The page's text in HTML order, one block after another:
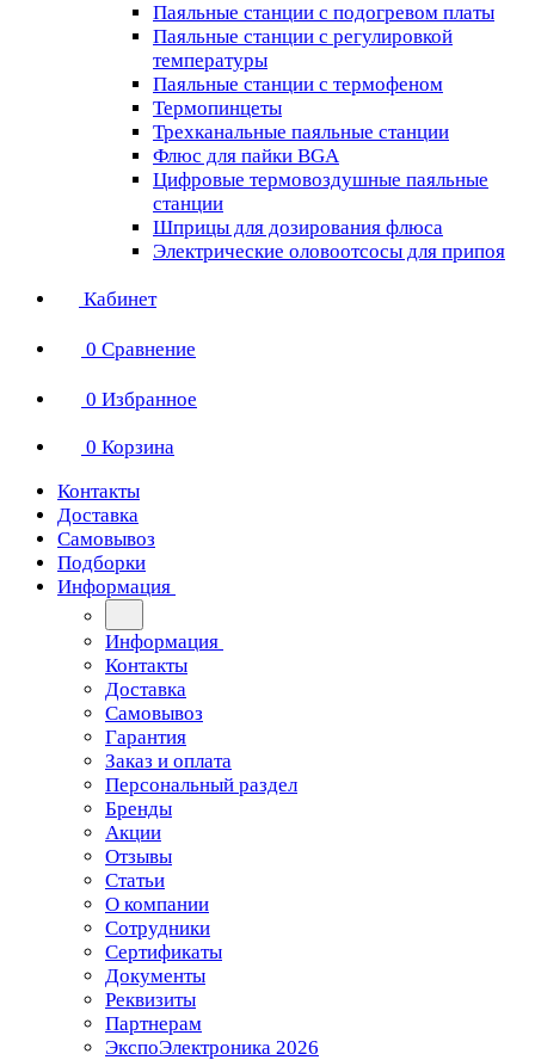
Паяльные станции с подогревом платы
Паяльные станции с регулировкой
температуры
Паяльные станции с термофеном
Термопинцеты
Трехканальные паяльные станции
Флюс для пайки BGA
Цифровые термовоздушные паяльные
станции
Шприцы для дозирования флюса
Электрические оловоотсосы для припоя
Кабинет
0 Сравнение
0 Избранное
0 Корзина
Контакты
Доставка
Самовывоз
Подборки
Информация
Информация
Контакты
Доставка
Самовывоз
Гарантия
Заказ и оплата
Персональный раздел
Бренды
Акции
Отзывы
Статьи
О компании
Сотрудники
Сертификаты
Документы
Реквизиты
Партнерам
ЭкспоЭлектроника 2026